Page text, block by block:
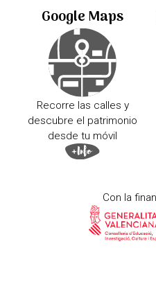
Google Maps
Recorre las calles y
descubre el patrimonio
desde tu móvil
Con la